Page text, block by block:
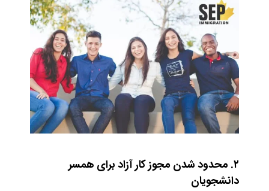
۲. محدود شدن مجوز کار آزاد برای همسر
دانشجویان